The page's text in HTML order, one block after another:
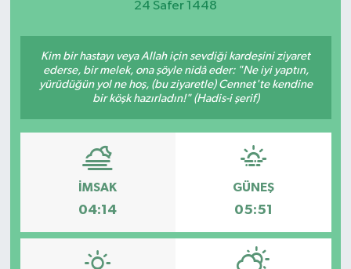
24 Safer 1448
Kim bir hastayı veya Allah için sevdiği kardeşini ziyaret
ederse, bir melek, ona şöyle nidâ eder: "Ne iyi yaptın,
yürüdüğün yol ne hoş, (bu ziyaretle) Cennet'te kendine
bir köşk hazırladın!" (Hadis-i şerif)
İMSAK
04:14
GÜNEŞ
05:51